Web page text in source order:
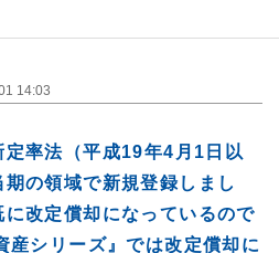
14:03
率法（平成19年4月1日以
の領域で新規登録しまし
改定償却になっているので
産シリーズ』では改定償却に